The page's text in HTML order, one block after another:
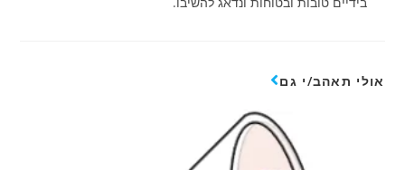
אולי תאהב/י גם